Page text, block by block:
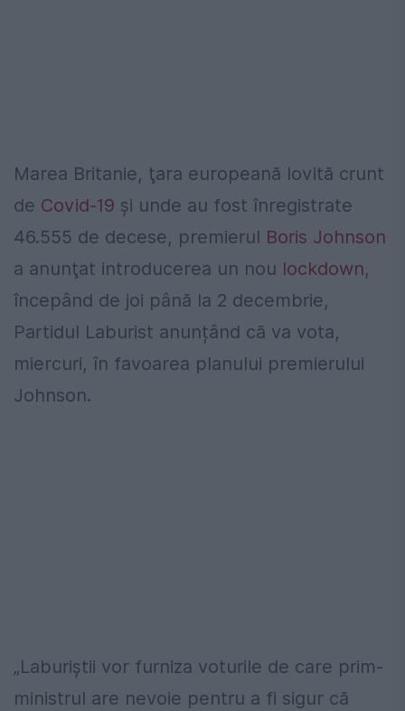
Marea Britanie, ţara europeană lovită crunt
de Covid-19 și unde au fost înregistrate
46.555 de decese, premierul Boris Johnson
a anunţat introducerea un nou lockdown,
începând de joi până la 2 decembrie,
Partidul Laburist anunțând că va vota,
miercuri, în favoarea planului premierului
Johnson.
„Laburiştii vor furniza voturile de care prim-
ministrul are nevoie pentru a fi sigur că